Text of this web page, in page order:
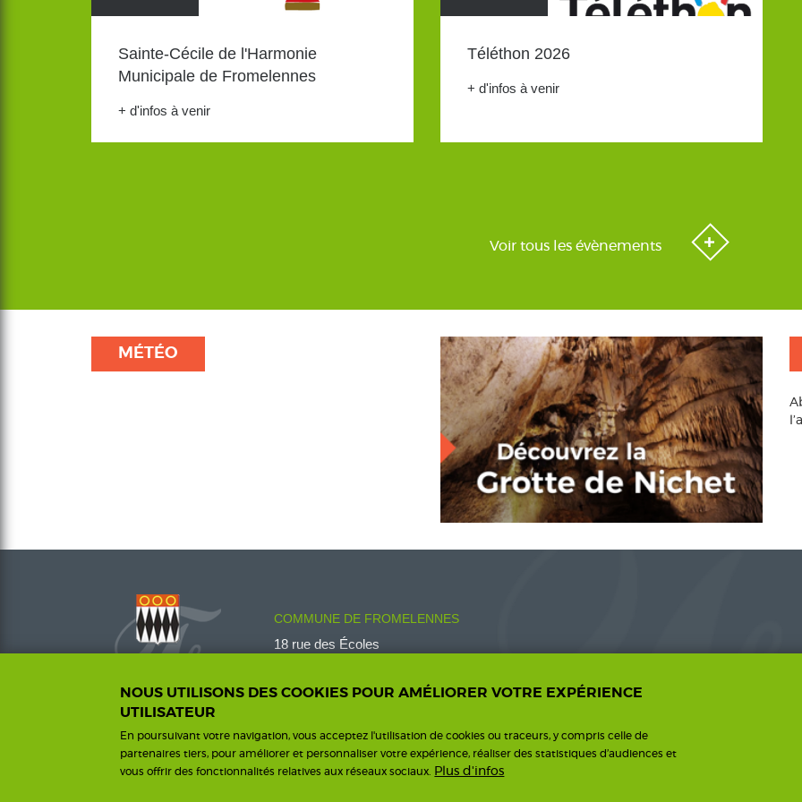
Sainte-Cécile de l'Harmonie
Municipale de Fromelennes
+ d'infos à venir
Téléthon 2026
+ d'infos à venir
Voir tous les évènements
MÉTÉO
COMMUNE DE FROMELENNES
18 rue des Écoles
NOUS UTILISONS DES COOKIES POUR AMÉLIORER VOTRE EXPÉRIENCE
UTILISATEUR
En poursuivant votre navigation, vous acceptez l'utilisation de cookies ou traceurs, y compris celle de
partenaires tiers, pour améliorer et personnaliser votre expérience, réaliser des statistiques d’audiences et
vous offrir des fonctionnalités relatives aux réseaux sociaux.
Plus d'infos